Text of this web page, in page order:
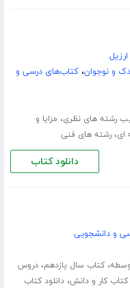
و نوجوان،کتاب‌های درسی و
رشته های نظری، مزایا و
ای،رشته های فنی
دانلود کتاب
و دانشجویی
،کتاب سال یازدهم،دروس
کتاب کار و دانش،دانلود کتاب